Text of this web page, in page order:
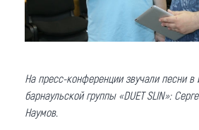
На пресс-конференции звучали песни в
барнаульской группы «DUET SLIN»:
Наумов.